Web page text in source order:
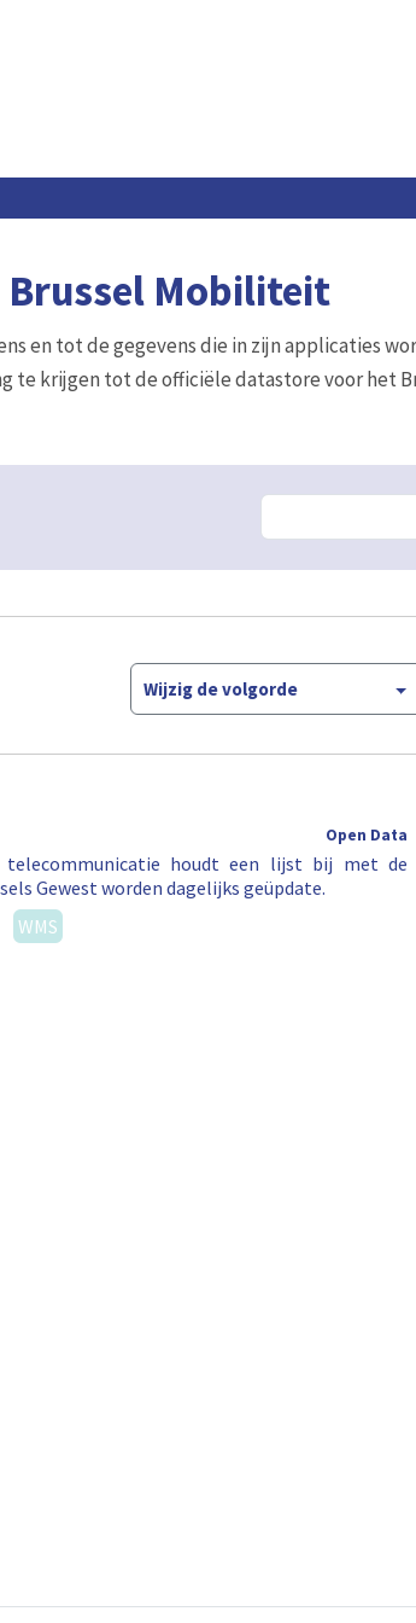
Brussel Mobiliteit
en tot de gegevens die in zijn applicaties
te krijgen tot de officiële datastore voor het
Wijzig de volgorde
Open Data
houdt een lijst bij met de
Gewest worden dagelijks geüpdate.
WMS